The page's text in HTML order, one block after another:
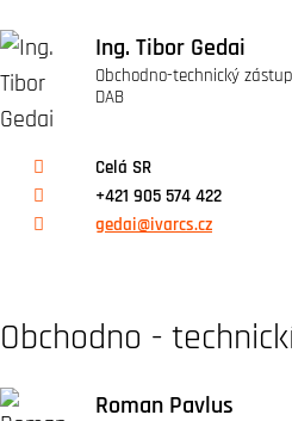
Ing. Tibor Gedai
Obchodno-technický
DAB
Celá SR
+421 905 574 422
gedai@ivarcs.cz
Obchodno -
Roman Pavlus